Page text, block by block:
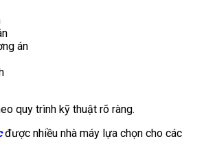
án
quy trình kỹ thuật rõ ràng.
được nhiều nhà máy lựa chọn cho các